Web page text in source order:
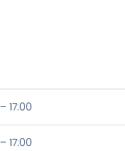
17:00
17:00